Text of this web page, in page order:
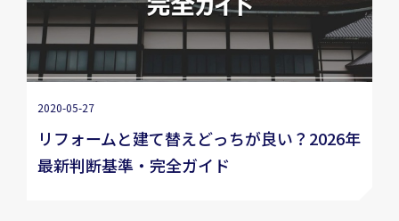
2020-05-27
リフォームと建て替えどっちが良い？2026年
最新判断基準・完全ガイド